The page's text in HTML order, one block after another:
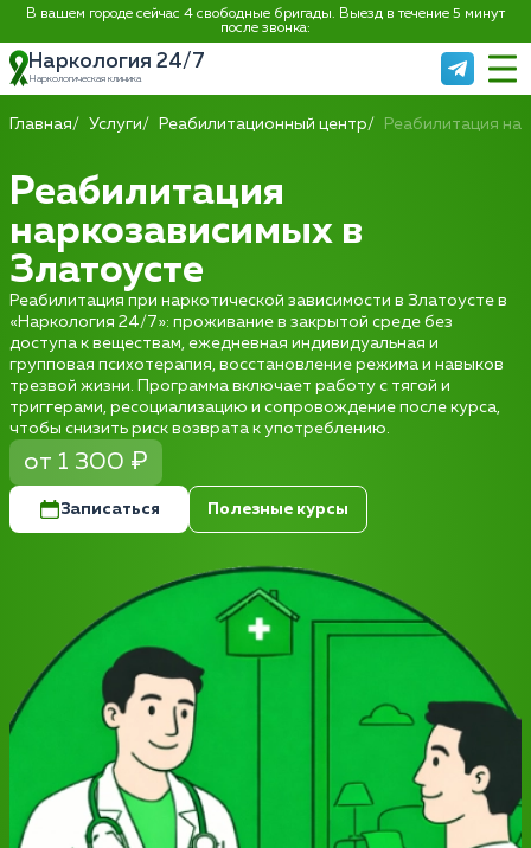
В вашем городе сейчас 4 свободные бригады. Выезд в течение 5 минут
после звонка:
Наркология 24/7
Наркологическая клиника
Главная Услуги Реабилитационный центр Реабилитация
Реабилитация
наркозависимых в
Златоусте
Реабилитация при наркотической зависимости в Златоусте в
«Наркология 24/7»: проживание в закрытой среде без
доступа к веществам, ежедневная индивидуальная и
групповая психотерапия, восстановление режима и навыков
трезвой жизни. Программа включает работу с тягой и
триггерами, ресоциализацию и сопровождение после курса,
чтобы снизить риск возврата к употреблению.
от 1 300 ₽
Записаться Полезные курсы